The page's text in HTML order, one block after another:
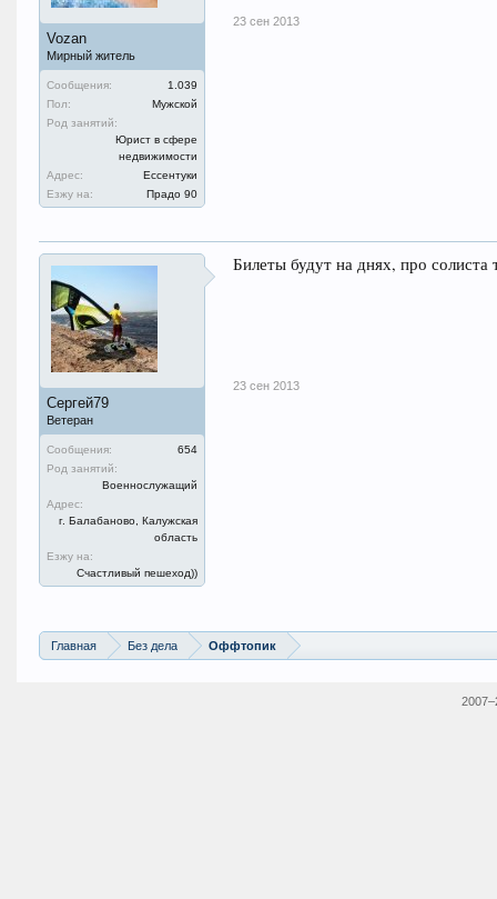
Vozan
Мирный житель
Сообщения:
1.039
Пол:
Мужской
Род занятий:
Юрист в сфере
недвижимости
Адрес:
Ессентуки
Езжу на:
Прадо 90
23 сен 2013
Сергей79
Ветеран
Сообщения:
654
Род занятий:
Военнослужащий
Адрес:
г. Балабаново, Калужская
область
Езжу на:
Счастливый пешеход))
Билеты будут на днях, про солиста
23 сен 2013
Главная Без дела Оффтопик
2007–